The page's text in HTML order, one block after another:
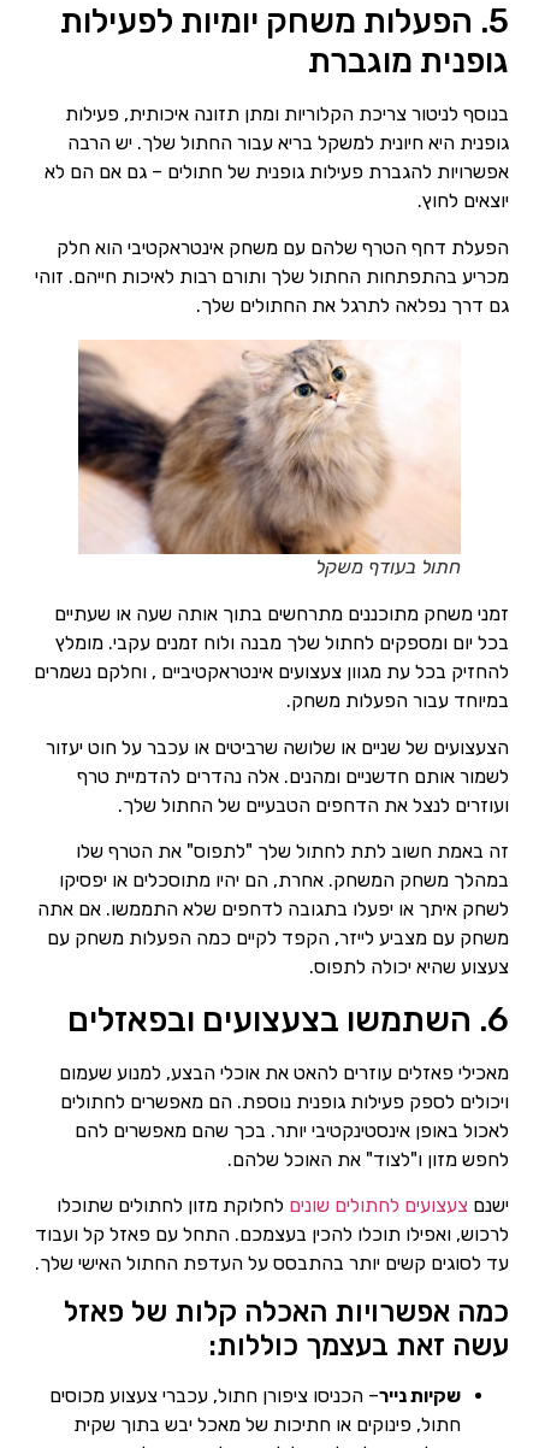
5. הפעלות משחק יומיות לפעילות
גופנית מוגברת
בנוסף לניטור צריכת הקלוריות ומתן תזונה איכותית, פעילות
גופנית היא חיונית למשקל בריא עבור החתול שלך. יש הרבה
אפשרויות להגברת פעילות גופנית של חתולים – גם אם הם לא
יוצאים לחוץ.
הפעלת דחף הטרף שלהם עם משחק אינטראקטיבי הוא חלק
מכריע בהתפתחות החתול שלך ותורם רבות לאיכות חייהם. זוהי
גם דרך נפלאה לתרגל את החתולים שלך.
חתול בעודף משקל
זמני משחק מתוכננים מתרחשים בתוך אותה שעה או שעתיים
בכל יום ומספקים לחתול שלך מבנה ולוח זמנים עקבי. מומלץ
להחזיק בכל עת מגוון צעצועים אינטראקטיביים , וחלקם נשמרים
במיוחד עבור הפעלות משחק.
הצעצועים של שניים או שלושה שרביטים או עכבר על חוט יעזור
לשמור אותם חדשניים ומהנים. אלה נהדרים להדמיית טרף
ועוזרים לנצל את הדחפים הטבעיים של החתול שלך.
זה באמת חשוב לתת לחתול שלך "לתפוס" את הטרף שלו
במהלך משחק המשחק. אחרת, הם יהיו מתוסכלים או יפסיקו
לשחק איתך או יפעלו בתגובה לדחפים שלא התממשו. אם אתה
משחק עם מצביע לייזר, הקפד לקיים כמה הפעלות משחק עם
צעצוע שהיא יכולה לתפוס.
6. השתמשו בצעצועים ובפאזלים
מאכילי פאזלים עוזרים להאט את אוכלי הבצע, למנוע שעמום
ויכולים לספק פעילות גופנית נוספת. הם מאפשרים לחתולים
לאכול באופן אינסטינקטיבי יותר. בכך שהם מאפשרים להם
לחפש מזון ו"לצוד" את האוכל שלהם.
ישנם צעצועים לחתולים שונים לחלוקת מזון לחתולים שתוכלו
לרכוש, ואפילו תוכלו להכין בעצמכם. התחל עם פאזל קל ועבוד
עד לסוגים קשים יותר בהתבסס על העדפת החתול האישי שלך.
כמה אפשרויות האכלה קלות של פאזל
עשה זאת בעצמך כוללות:
שקיות נייר– הכניסו ציפורן חתול, עכברי צעצוע מכוסים
חתול, פינוקים או חתיכות של מאכל יבש בתוך שקית